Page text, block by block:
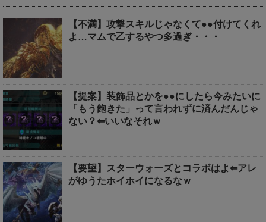
【不満】攻撃スキルじゃなくて●●付けてくれ
よ…マムで乙するやつ多過ぎ・・・
【提案】装飾品とかを●●にしたら今みたいに
「もう飽きた」って言われずに済んだんじゃ
ない？⇐いいなそれｗ
【要望】スターウォーズとコラボはよ⇐アレ
がゆうたホイホイになるなｗ